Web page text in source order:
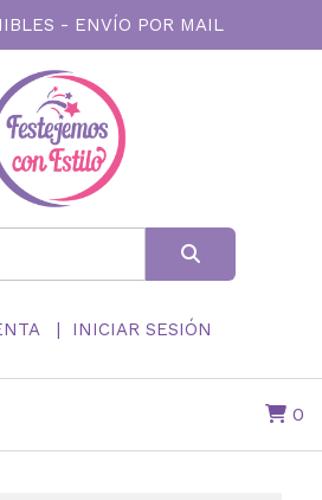
- ENVÍO POR MAIL
INICIAR SESIÓN
0